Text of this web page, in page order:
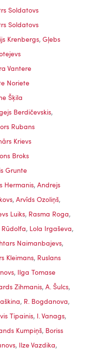
Soldatovs
Soldatovs
Krenbergs, Gļebs
Vantere
Noriete
Šķila
Berdičevskis,
Rubans
Krievs
Broks
Grunte
Hermanis, Andrejs
, Arvīds Ozoliņš,
Luiks, Rasma Roga,
Rūdolfa, Lola Irgaševa,
Naimanbajevs,
Kleimans, Ruslans
, Ilga Tomase
Zihmanis, A. Šulcs,
, R. Bogdanova,
Tipainis, I. Vanags,
Kumpiņš, Boriss
, Ilze Vazdika,